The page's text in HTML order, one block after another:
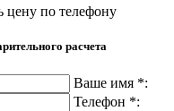
цену по телефону
расчета
Ваше имя *:
Телефон *: